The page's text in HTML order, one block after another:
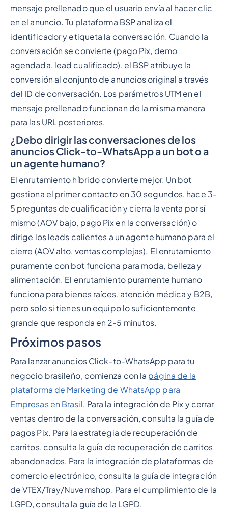
mensaje prellenado que el usuario envía al hacer clic
en el anuncio. Tu plataforma BSP analiza el
identificador y etiqueta la conversación. Cuando la
conversación se convierte (pago Pix, demo
agendada, lead cualificado), el BSP atribuye la
conversión al conjunto de anuncios original a través
del ID de conversación. Los parámetros UTM en el
mensaje prellenado funcionan de la misma manera
para las URL posteriores.
¿Debo dirigir las conversaciones de los
anuncios Click-to-WhatsApp a un bot o a
un agente humano?
El enrutamiento híbrido convierte mejor. Un bot
gestiona el primer contacto en 30 segundos, hace 3-
5 preguntas de cualificación y cierra la venta por sí
mismo (AOV bajo, pago Pix en la conversación) o
dirige los leads calientes a un agente humano para el
cierre (AOV alto, ventas complejas). El enrutamiento
puramente con bot funciona para moda, belleza y
alimentación. El enrutamiento puramente humano
funciona para bienes raíces, atención médica y B2B,
pero solo si tienes un equipo lo suficientemente
grande que responda en 2-5 minutos.
Próximos pasos
Para lanzar anuncios Click-to-WhatsApp para tu
negocio brasileño, comienza con la página de la
plataforma de Marketing de WhatsApp para
Empresas en Brasil. Para la integración de Pix y cerrar
ventas dentro de la conversación, consulta la guía de
pagos Pix. Para la estrategia de recuperación de
carritos, consulta la guía de recuperación de carritos
abandonados. Para la integración de plataformas de
comercio electrónico, consulta la guía de integración
de VTEX/Tray/Nuvemshop. Para el cumplimiento de la
LGPD, consulta la guía de la LGPD.